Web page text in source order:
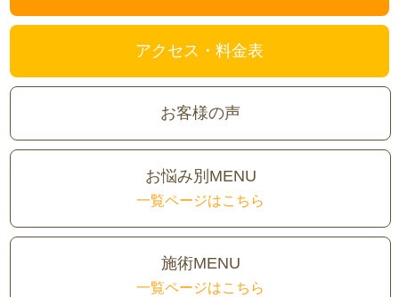
アクセス・料金表
お客様の声
お悩み別MENU
一覧ページはこちら
施術MENU
一覧ページはこちら